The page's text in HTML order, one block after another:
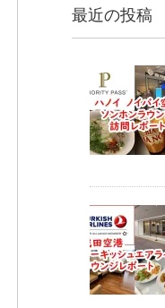
最近の投稿